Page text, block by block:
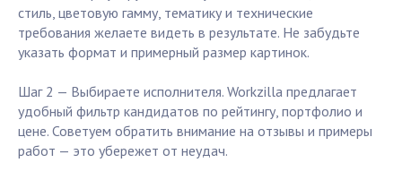
стиль, цветовую гамму, тематику и технические
требования желаете видеть в результате. Не забудьте
указать формат и примерный размер картинок.
Шаг 2 — Выбираете исполнителя. Workzilla предлагает
удобный фильтр кандидатов по рейтингу, портфолио и
цене. Советуем обратить внимание на отзывы и примеры
работ — это убережет от неудач.